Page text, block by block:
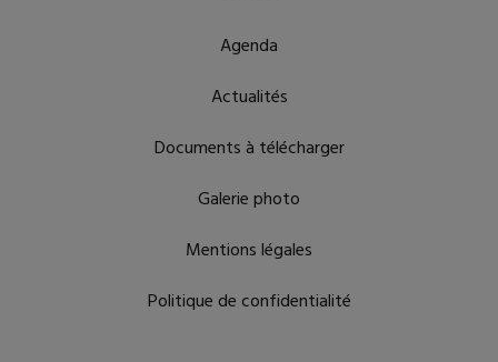
Agenda
Actualités
Documents à télécharger
Galerie photo
Mentions légales
Politique de confidentialité